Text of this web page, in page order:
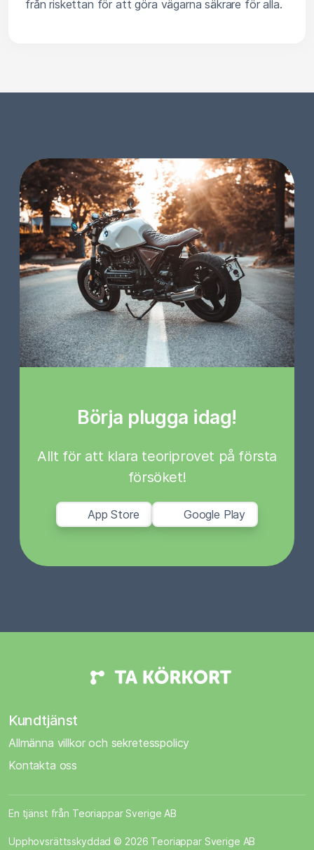
från riskettan för att göra vägarna säkrare för alla.
Börja plugga idag!
Allt för att klara teoriprovet på första
försöket!
App Store Google Play
Kundtjänst
Allmänna villkor och sekretesspolicy
Kontakta oss
En tjänst från Teoriappar Sverige AB
Upphovsrättsskyddad © 2026 Teoriappar Sverige AB